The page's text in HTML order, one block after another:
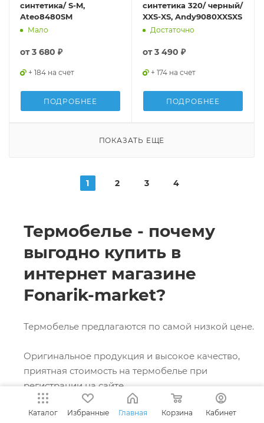
синтетика/ S-M,
Ateo8480SM
Мало
от3 680 ₽
+ 184 на счет
ПОДРОБНЕЕ
синтетика 320/ черный/
XXS-XS, Andy9080XXSXS
Достаточно
от3 490 ₽
+ 174 на счет
ПОДРОБНЕЕ
ПОКАЗАТЬ ЕЩЕ
1 2 3 4
Термобелье - почему
выгодно купить в
интернет магазине
Fonarik-market?
Термобелье предлагаются по самой низкой цене.
Оригинальное продукция и высокое качество,
приятная стоимость на термобелье при
регистрации на сайте.
Каталог Избранные Главная Корзина Кабинет